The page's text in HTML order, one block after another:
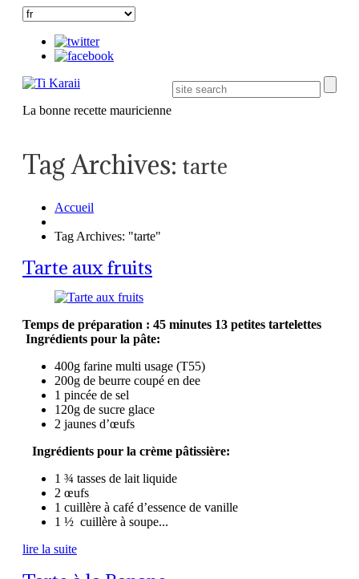
La bonne recette mauricienne
Tag Archives: tarte
Accueil
Tag Archives: "tarte"
Tarte aux fruits
Temps de préparation : 45 minutes 13 petites tartelettes
Ingrédients pour la pâte:
400g farine multi usage (T55)
200g de beurre coupé en dee
1 pincée de sel
120g de sucre glace
2 jaunes d’œufs
Ingrédients pour la crème pâtissière:
1 ¾ tasses de lait liquide
2 œufs
1 cuillère à café d’essence de vanille
1 ½ cuillère à soupe...
lire la suite